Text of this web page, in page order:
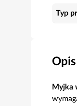
Typ
Opis
Myjka